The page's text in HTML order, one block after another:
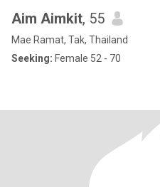
Aim Aimkit, 55
Mae Ramat, Tak, Thailand
Seeking: Female 52 - 70